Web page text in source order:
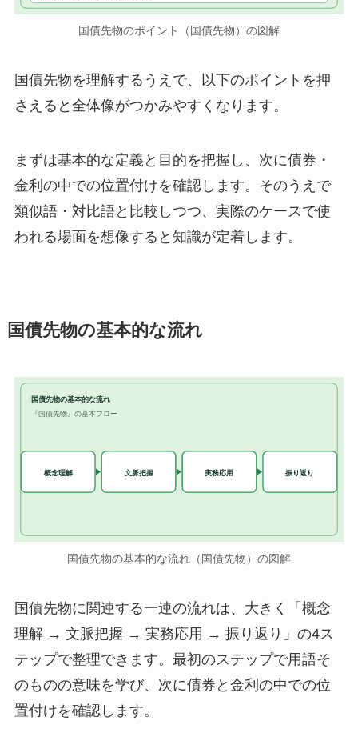
国債先物のポイント（国債先物）の図解
国債先物を理解するうえで、以下のポイントを押
さえると全体像がつかみやすくなります。
まずは基本的な定義と目的を把握し、次に債券・
金利の中での位置付けを確認します。そのうえで
類似語・対比語と比較しつつ、実際のケースで使
われる場面を想像すると知識が定着します。
国債先物の基本的な流れ
国債先物の基本的な流れ
『国債先物』の基本フロー
概念理解 文脈把握 実務応用 振り返り
国債先物の基本的な流れ（国債先物）の図解
国債先物に関連する一連の流れは、大きく「概念
理解 → 文脈把握 → 実務応用 → 振り返り」の4ス
テップで整理できます。最初のステップで用語そ
のものの意味を学び、次に債券と金利の中での位
置付けを確認します。